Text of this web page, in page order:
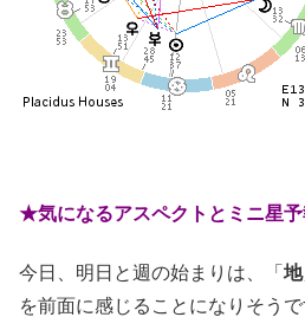
★気になるアスペクトとミニ星
今日、明日と週の始まりは、「 地
を前面に感じることになりそうで